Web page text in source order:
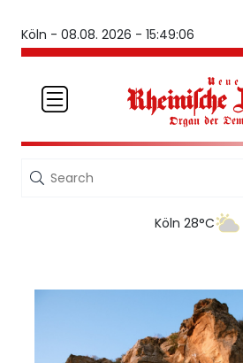
Köln - 08.08. 2026 - 15:49:06
Köln 28°C